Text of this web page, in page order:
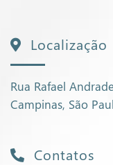
Localização
Rua Rafael
Campinas, São
Contatos